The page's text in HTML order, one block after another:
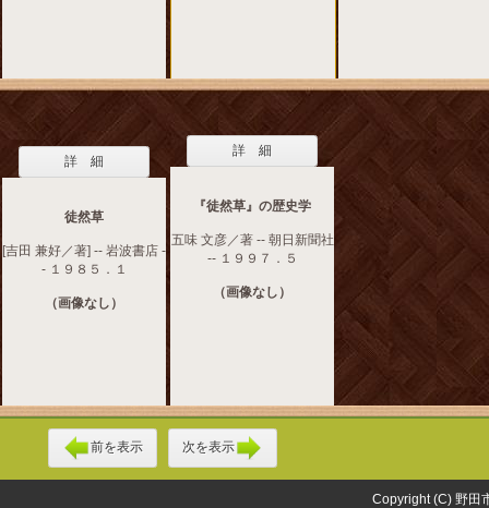
詳 細
徒然草
[吉田 兼好／著] -- 岩波書店 -
- １９８５．１
（画像なし）
詳 細
『徒然草』の歴史学
五味 文彦／著 -- 朝日新聞社
-- １９９７．５
（画像なし）
前を表示 次を表示
Copyright (C) 野田